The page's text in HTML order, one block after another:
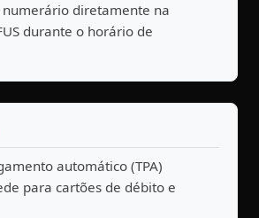
diretamente na
durante o horário de
automático (TPA)
para cartões de débito e